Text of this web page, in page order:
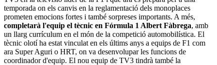
temporada on els canvis en la reglamentació dels monoplaces
prometen emocions fortes i també sorpreses importants. A més,
completarà l'equip el tècnic en Fórmula 1 Albert Fàbrega, amb
un llarg currículum en el món de la competició automobilística. El
tècnic olotí ha estat vinculat en els últims anys a equips de F1 com
ara Super Aguri o HRT, on va desenvolupar les funcions de
coordinador d'equip. El nou equip de TV3 tindrà també la